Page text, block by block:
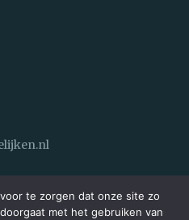
te zorgen dat onze site zo
met het gebruiken van